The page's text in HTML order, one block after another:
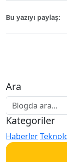
Bu yazıyı paylaş:
Ara
Kategoriler
Haberler